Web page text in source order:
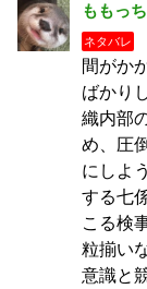
ももっち
ネタバレ
間がか
ばかり
織内部
め、圧
にしよ
する七
こる検
粒揃い
意識と